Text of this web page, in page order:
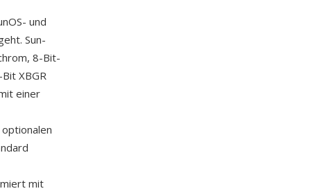
und
Sun-
8-Bit-
XBGR
einer
mit